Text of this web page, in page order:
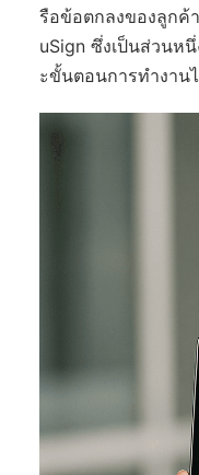
รือข้อตกลงของลูกค้
uSign ซึ่งเป็นส่วนห
ะขั้นตอนการทำงาน